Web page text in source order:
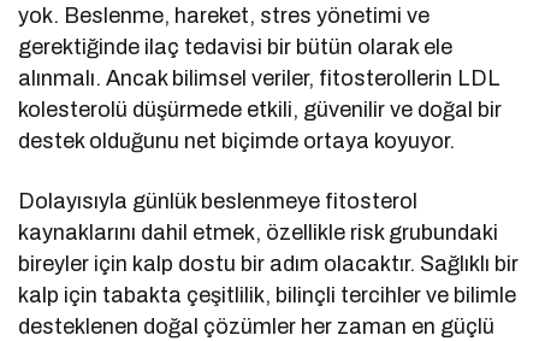
yok. Beslenme, hareket, stres yönetimi ve
gerektiğinde ilaç tedavisi bir bütün olarak ele
alınmalı. Ancak bilimsel veriler, fitosterollerin LDL
kolesterolü düşürmede etkili, güvenilir ve doğal bir
destek olduğunu net biçimde ortaya koyuyor.
Dolayısıyla günlük beslenmeye fitosterol
kaynaklarını dahil etmek, özellikle risk grubundaki
bireyler için kalp dostu bir adım olacaktır. Sağlıklı bir
kalp için tabakta çeşitlilik, bilinçli tercihler ve bilimle
desteklenen doğal çözümler her zaman en güçlü